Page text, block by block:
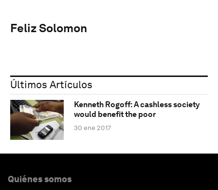
Feliz Solomon
Últimos Artículos
Kenneth Rogoff: A cashless society
would benefit the poor
30 ene 2017
Quiénes somos